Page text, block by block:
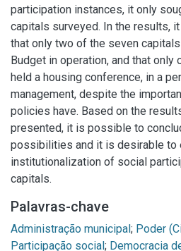
participation instances, it only
capitals surveyed. In the results,
that only two of the seven
Budget in operation, and that
held a housing conference, in a
management, despite the
policies have. Based on the
presented, it is possible to
possibilities and it is desirable to
institutionalization of social
capitals.
Palavras-chave
Administração municipal; Poder
Participação social; Democracia